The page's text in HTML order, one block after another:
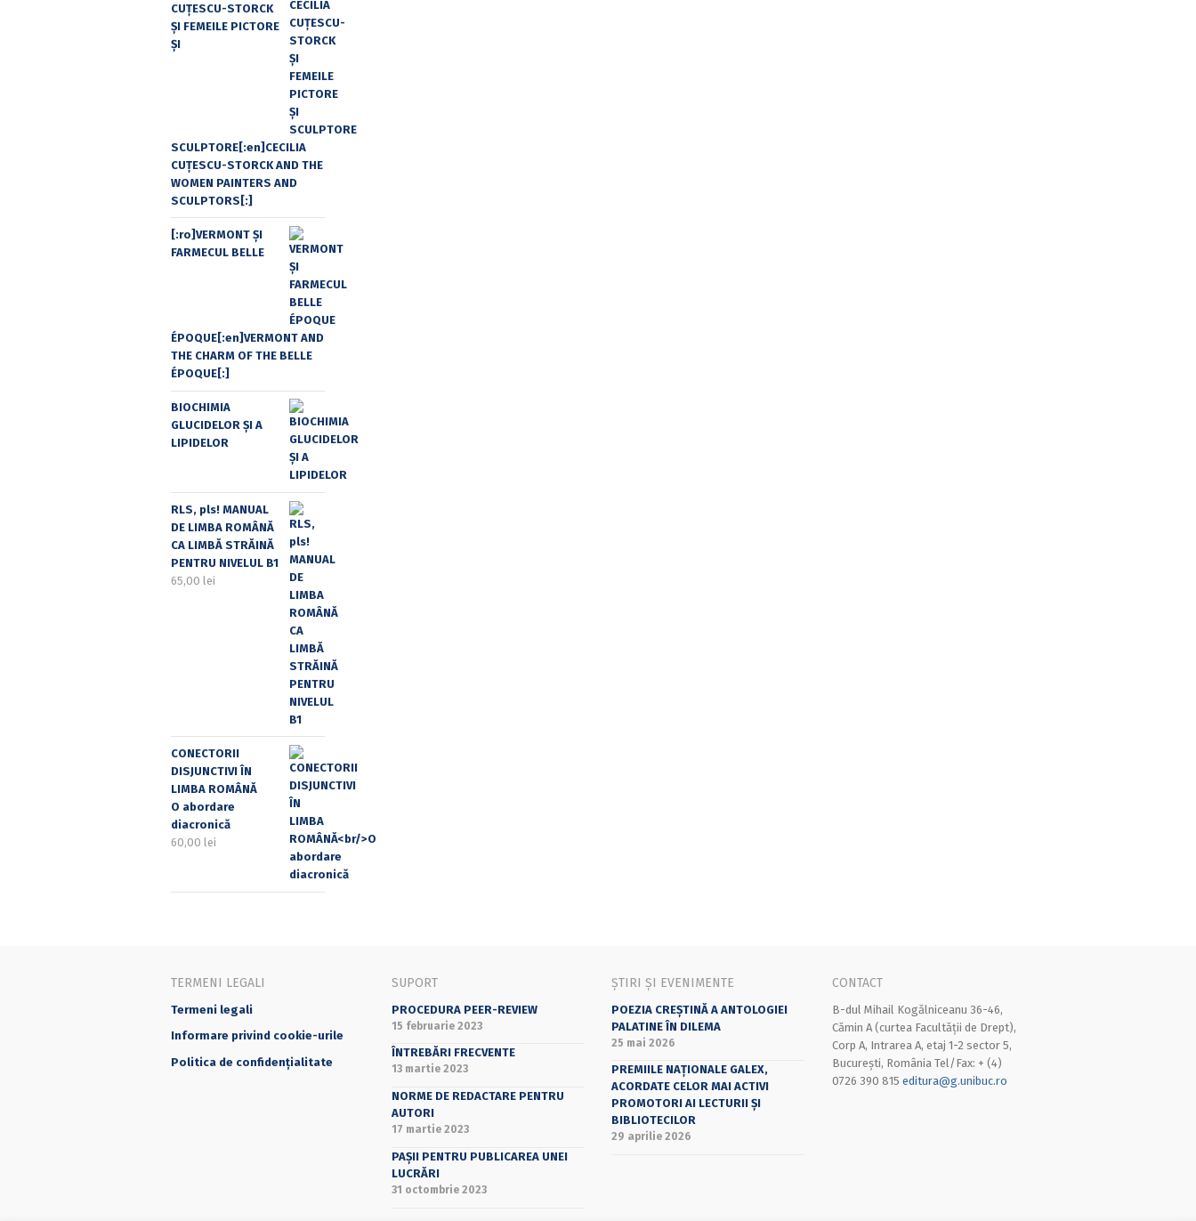
CUŢESCU-STORCK
ŞI FEMEILE PICTORE
ŞI
SCULPTORE[:en]CECILIA
CUŢESCU-STORCK AND THE
WOMEN PAINTERS AND
SCULPTORS[:]
[:ro]VERMONT ȘI
FARMECUL BELLE
ÉPOQUE[:en]VERMONT AND
THE CHARM OF THE BELLE
ÉPOQUE[:]
BIOCHIMIA
GLUCIDELOR ȘI A
LIPIDELOR
RLS, pls! MANUAL
DE LIMBA ROMÂNĂ
CA LIMBĂ STRĂINĂ
PENTRU NIVELUL B1
65,00 lei
CONECTORII
DISJUNCTIVI ÎN
LIMBA ROMÂNĂ
O abordare
diacronică
60,00 lei
TERMENI LEGALI
Termeni legali
Informare privind cookie-urile
Politica de confidențialitate
SUPORT
PROCEDURA PEER-REVIEW
15 februarie 2023
ÎNTREBĂRI FRECVENTE
13 martie 2023
NORME DE REDACTARE PENTRU
AUTORI
17 martie 2023
PAȘII PENTRU PUBLICAREA UNEI
LUCRĂRI
31 octombrie 2023
ȘTIRI ȘI EVENIMENTE
POEZIA CREȘTINĂ A ANTOLOGIEI
PALATINE ÎN DILEMA
25 mai 2026
PREMIILE NAȚIONALE GALEX,
ACORDATE CELOR MAI ACTIVI
PROMOTORI AI LECTURII ȘI
BIBLIOTECILOR
29 aprilie 2026
CONTACT
B-dul Mihail Kogălniceanu 36-46,
Cămin A (curtea Facultății de Drept),
Corp A, Intrarea A, etaj 1-2 sector 5,
București, România Tel/Fax: + (4)
0726 390 815 editura@g.unibuc.ro